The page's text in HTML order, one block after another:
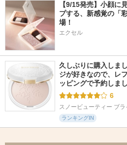
【9/15発売】小顔に
プする、新感覚の「
場！
エクセル
久しぶりに購入しま
ジが好きなので、レ
ッピングで予約しま
6
スノービューティー ブ
ランキングIN